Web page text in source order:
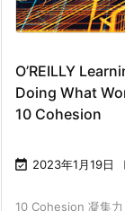
O’REILLY
Doing What
10 Cohesion
 2023年1月19日
10 Cohesion 凝集力